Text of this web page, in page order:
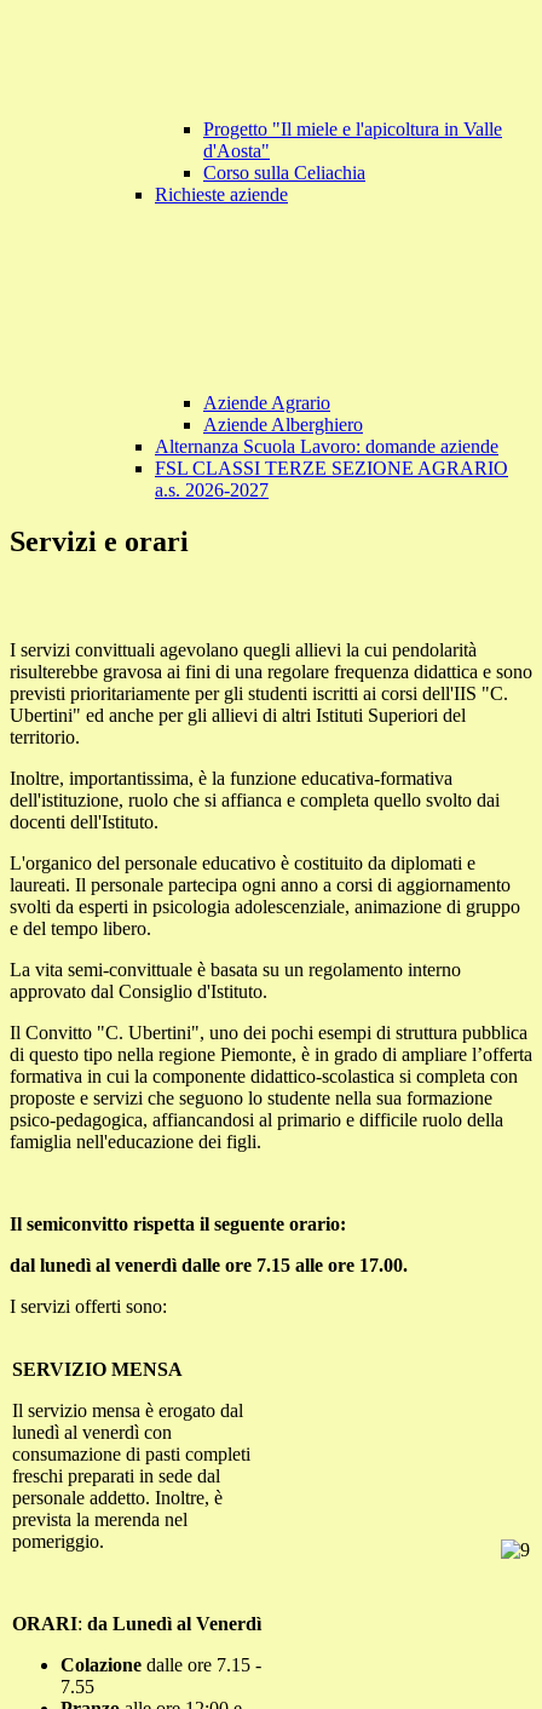
Progetto "Il miele e l'apicoltura in Valle
d'Aosta"
Corso sulla Celiachia
Richieste aziende
Aziende Agrario
Aziende Alberghiero
Alternanza Scuola Lavoro: domande aziende
FSL CLASSI TERZE SEZIONE AGRARIO
a.s. 2026-2027
Servizi e orari
I servizi convittuali agevolano quegli allievi la cui pendolarità
risulterebbe gravosa ai fini di una regolare frequenza didattica e sono
previsti prioritariamente per gli studenti iscritti ai corsi dell'IIS "C.
Ubertini" ed anche per gli allievi di altri Istituti Superiori del
territorio.
Inoltre, importantissima, è la funzione educativa-formativa
dell'istituzione, ruolo che si affianca e completa quello svolto dai
docenti dell'Istituto.
L'organico del personale educativo è costituito da diplomati e
laureati. Il personale partecipa ogni anno a corsi di aggiornamento
svolti da esperti in psicologia adolescenziale, animazione di gruppo
e del tempo libero.
La vita semi-convittuale è basata su un regolamento interno
approvato dal Consiglio d'Istituto.
Il Convitto "C. Ubertini", uno dei pochi esempi di struttura pubblica
di questo tipo nella regione Piemonte, è in grado di ampliare l’offerta
formativa in cui la componente didattico-scolastica si completa con
proposte e servizi che seguono lo studente nella sua formazione
psico-pedagogica, affiancandosi al primario e difficile ruolo della
famiglia nell'educazione dei figli.
Il semiconvitto rispetta il seguente orario:
dal lunedì al venerdì dalle ore 7.15 alle ore 17.00.
I servizi offerti sono:
SERVIZIO MENSA
Il servizio mensa è erogato dal
lunedì al venerdì con
consumazione di pasti completi
freschi preparati in sede dal
personale addetto. Inoltre, è
prevista la merenda nel
pomeriggio.
ORARI: da Lunedì al Venerdì
Colazione dalle ore 7.15 -
7.55